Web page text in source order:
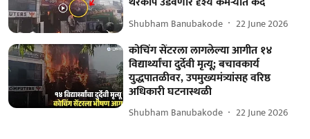
Shubham Banubakode 22 June 2026
कोचिंग सेंटरला लागलेल्या आगीत १४
विद्यार्थ्यांचा दुर्देवी मृत्यू; बचावकार्य
युद्धपातळीवर, उपमुख्यमंत्र्यांसह वरिष्ठ
अधिकारी घटनास्थळी
Shubham Banubakode 22 June 2026